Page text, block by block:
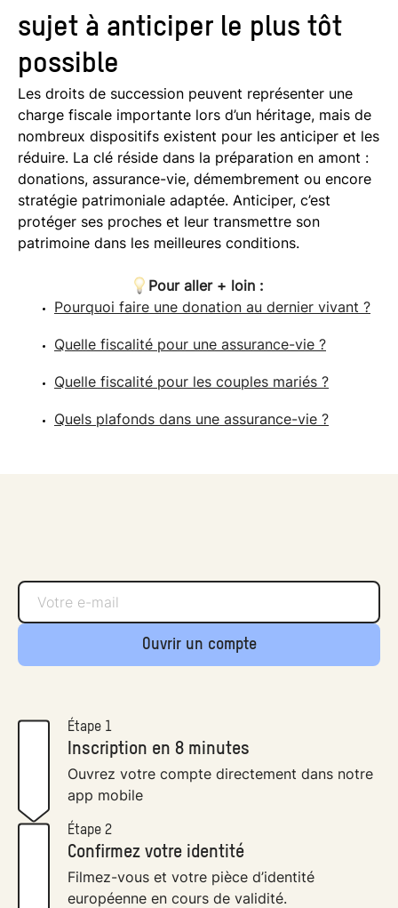
sujet à anticiper le plus tôt
possible
Les droits de succession peuvent représenter une
charge fiscale importante lors d’un héritage, mais de
nombreux dispositifs existent pour les anticiper et les
réduire. La clé réside dans la préparation en amont :
donations, assurance-vie, démembrement ou encore
stratégie patrimoniale adaptée. Anticiper, c’est
protéger ses proches et leur transmettre son
patrimoine dans les meilleures conditions.
Pour aller + loin :
Pourquoi faire une donation au dernier vivant ?
Quelle fiscalité pour une assurance-vie ?
Quelle fiscalité pour les couples mariés ?
Quels plafonds dans une assurance-vie ?
Ouvrir un compte
Étape 1
Inscription en 8 minutes
Ouvrez votre compte directement dans notre
app mobile
Étape 2
Confirmez votre identité
Filmez-vous et votre pièce d’identité
européenne en cours de validité.